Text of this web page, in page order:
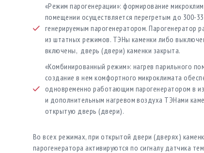
«Режим парогенерации»: формирование
помещении осуществляется перегретым до 300-
генерируемым парогенератором. Парогенератор
из штатных режимов. ТЭНы каменки либо
включены, дверь (двери) каменки закрыта.
«Комбинированный режим»: нагрев парильного
создание в нем комфортного микроклимата
одновременно работающим парогенератором в
и дополнительным нагревом воздуха ТЭНами
открытую дверь (двери).
Во всех режимах, при открытой двери (дверях)
парогенератора активируются по сигналу датчика